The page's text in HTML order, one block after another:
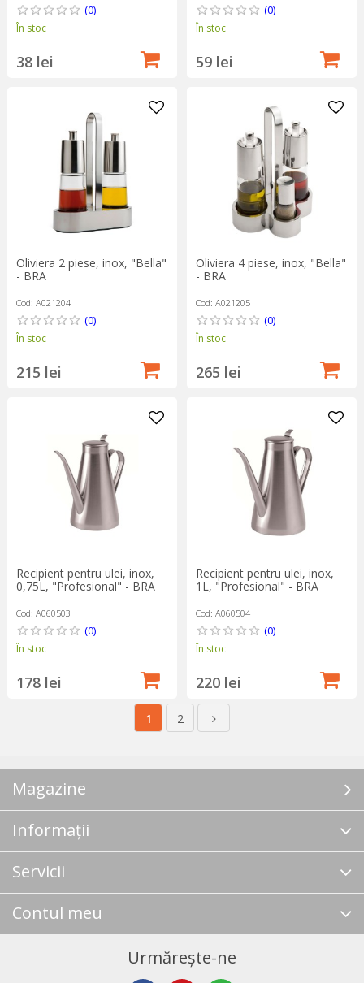
(0)
În stoc
38 lei
(0)
În stoc
59 lei
Oliviera 2 piese, inox, "Bella"
- BRA
Cod: A021204
(0)
În stoc
215 lei
Oliviera 4 piese, inox, "Bella"
- BRA
Cod: A021205
(0)
În stoc
265 lei
Recipient pentru ulei, inox,
0,75L, "Profesional" - BRA
Cod: A060503
(0)
În stoc
178 lei
Recipient pentru ulei, inox,
1L, "Profesional" - BRA
Cod: A060504
(0)
În stoc
220 lei
1 2
Magazine
Informații
Servicii
Contul meu
Urmărește-ne